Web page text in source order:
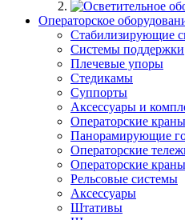
Операторское
Стабилизирующие
Системы поддержки
Плечевые упоры
Стедикамы
Суппорты
Аксессуары и
Операторские
Панорамирующие
Операторские
Операторские краны
Рельсовые системы
Аксессуары
Штативы